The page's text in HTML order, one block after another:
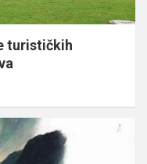
turističkih